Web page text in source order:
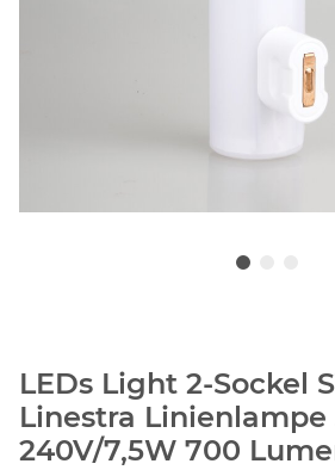
LEDs Light 2-Sockel
Linestra
240V/7,5W 700